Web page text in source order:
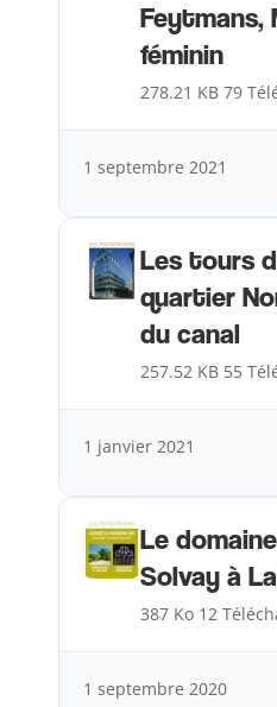
Feytmans,
féminin
278.21 KB79
1 septembre 2021
Les tours
quartier
du canal
257.52 KB 55
1 janvier 2021
Le
Solvay à
387 Ko 12
1 septembre 2020